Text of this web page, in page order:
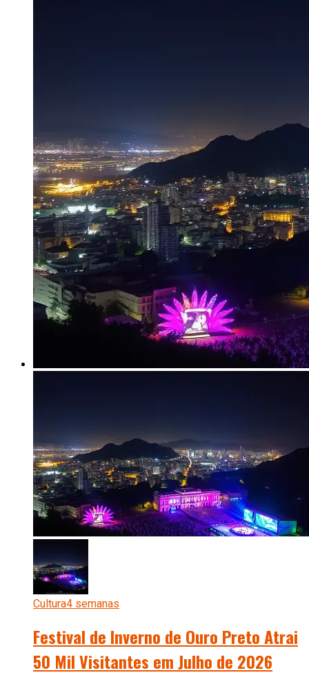
Cultura4 semanas
Festival de Inverno de Ouro Preto Atrai
50 Mil Visitantes em Julho de 2026